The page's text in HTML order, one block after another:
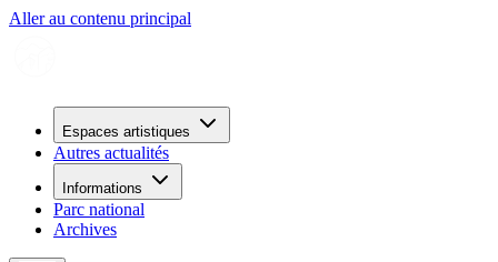
Aller au contenu principal
Espaces artistiques
Autres actualités
Informations
Parc national
Archives